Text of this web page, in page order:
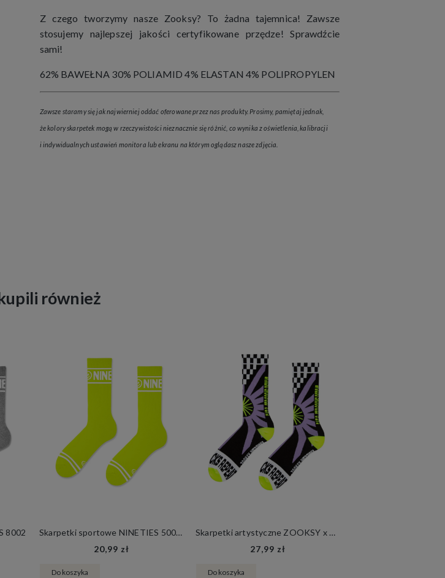
Z czego tworzymy nasze Zooksy? To żadna tajemnica! Zawsze
stosujemy najlepszej jakości certyfikowane przędze! Sprawdźcie
sami!
62% BAWEŁNA 30% POLIAMID 4% ELASTAN 4% POLIPROPYLEN
Zawsze staramy się jak najwierniej oddać oferowane przez nas produkty. Prosimy, pamiętaj jednak,
że kolory skarpetek mogą w rzeczywistości nieznacznie się różnić, co wynika z oświetlenia, kalibracji
i indywidualnych ustawień monitora lub ekranu na którym oglądasz nasze zdjęcia.
również
8002
Skarpetki sportowe NINETIES 50064
20,99 zł
Do koszyka
Skarpetki artystyczne ZOOKSY x WEDZICKA UNITY
27,99 zł
Do koszyka